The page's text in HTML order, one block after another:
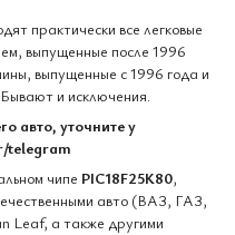
практически все легковые
выпущенные после 1996
выпущенные с 1996 года и
и исключения.
авто, уточните у
telegram
чипе PIC18F25K80,
авто (ВАЗ, ГАЗ,
Leaf, а также другими